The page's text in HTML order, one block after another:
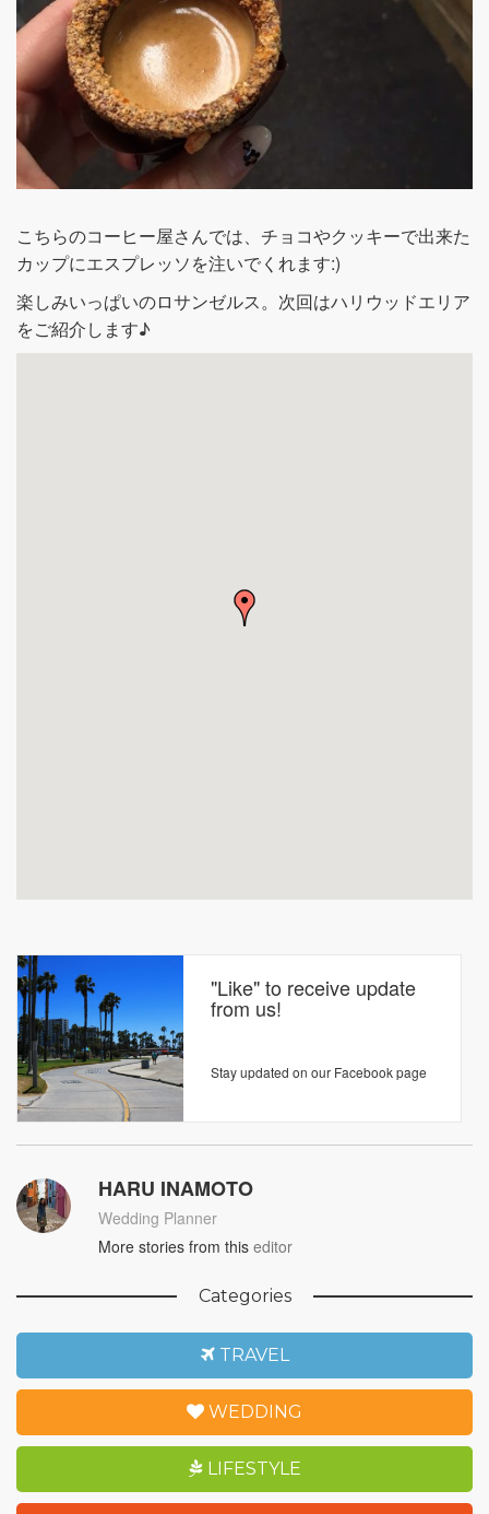
こちらのコーヒー屋さんでは、チョコやクッキーで出来た
カップにエスプレッソを注いでくれます:)
楽しみいっぱいのロサンゼルス。次回はハリウッドエリア
をご紹介します♪
"Like" to receive update
from us!
Stay updated on our Facebook page
HARU INAMOTO
Wedding Planner
More stories from this editor
Categories
TRAVEL
WEDDING
LIFESTYLE